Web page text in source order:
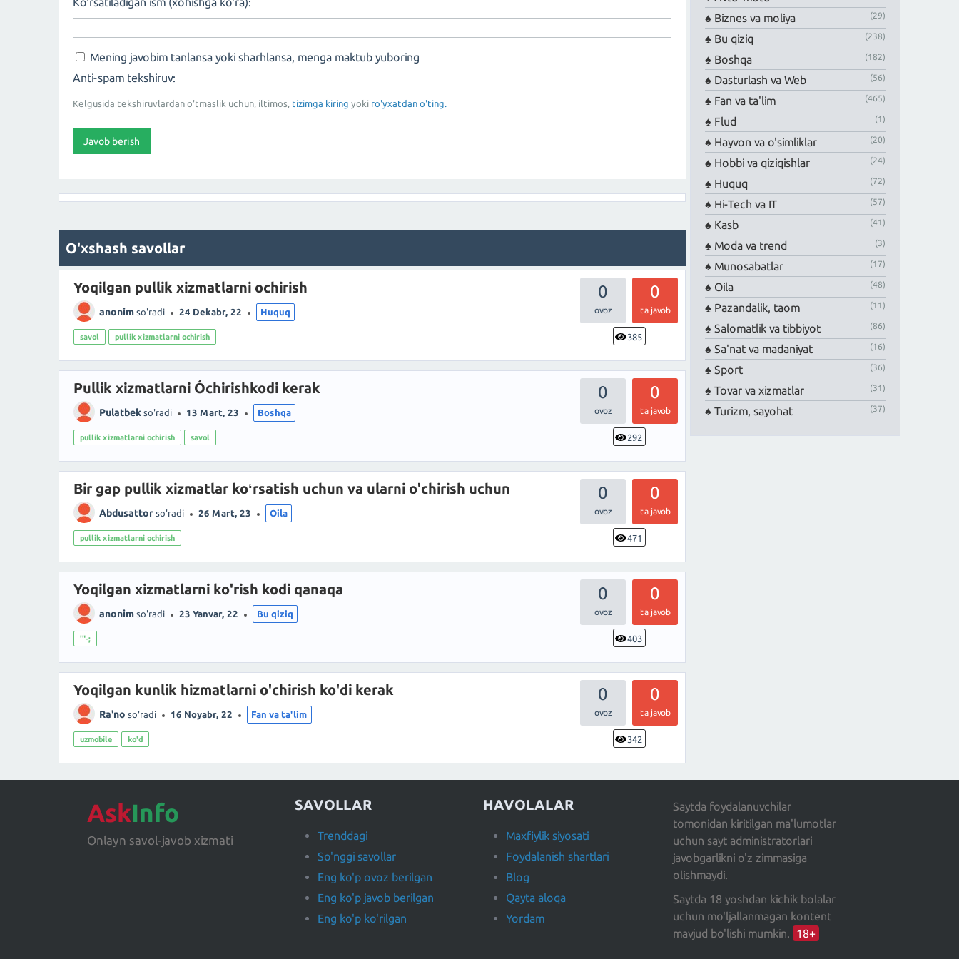
Mening javobim tanlansa yoki sharhlansa, menga maktub yuboring
Anti-spam tekshiruv:
Kelgusida tekshiruvlardan o'tmaslik uchun, iltimos, tizimga kiring yoki ro'yxatdan o'ting.
O'xshash savollar
0 0
ta javob
385
Yoqilgan pullik xizmatlarni ochirish
anonim so'radi 24 Dekabr, 22 Huquq
savol pullik xizmatlarni ochirish
0 0
ta javob
292
Pullik xizmatlarni Óchirishkodi kerak
Pulatbek so'radi 13 Mart, 23 Boshqa
pullik xizmatlarni ochirish savol
0 0
ta javob
471
Bir gap pullik xizmatlar koʻrsatish uchun va ularni o'chirish uchun
Abdusattor so'radi 26 Mart, 23 Oila
pullik xizmatlarni ochirish
0 0
ta javob
403
Yoqilgan xizmatlarni ko'rish kodi qanaqa
anonim so'radi 23 Yanvar, 22 Bu qiziq
'"-;
0 0
ta javob
342
Yoqilgan kunlik hizmatlarni o'chirish ko'di kerak
Ra'no so'radi 16 Noyabr, 22 Fan va ta'lim
uzmobile ko'd
Biznes va moliya (29)
Bu qiziq (238)
Boshqa (182)
Dasturlash va Web (56)
Fan va ta'lim (465)
Flud (1)
Hayvon va o'simliklar (20)
Hobbi va qiziqishlar (24)
Huquq (72)
Hi-Tech va IT (57)
Kasb (41)
Moda va trend (3)
Munosabatlar (17)
Oila (48)
Pazandalik, taom (11)
Salomatlik va tibbiyot (86)
Sa'nat va madaniyat (16)
Sport (36)
Tovar va xizmatlar (31)
Turizm, sayohat (37)
AskInfo
Onlayn savol-javob xizmati
SAVOLLAR
Trenddagi
So'nggi savollar
Eng ko'p ovoz berilgan
Eng ko'p javob berilgan
Eng ko'p ko'rilgan
HAVOLALAR
Maxfiylik siyosati
Foydalanish shartlari
Blog
Qayta aloqa
Yordam
Saytda foydalanuvchilar
tomonidan kiritilgan ma'lumotlar
uchun sayt administratorlari
javobgarlikni o'z zimmasiga
olishmaydi.
Saytda 18 yoshdan kichik bolalar
uchun mo'ljallanmagan kontent
mavjud bo'lishi mumkin.
18+